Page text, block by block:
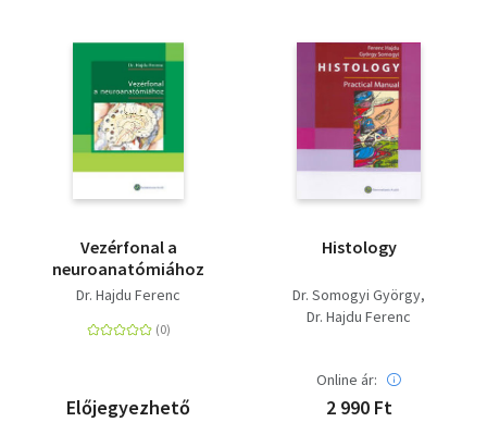
Vezérfonal a
neuroanatómiához
Dr. Hajdu Ferenc
Előjegyezhető
Histology
Dr. Somogyi György
Dr. Hajdu Ferenc
Online ár:
2 990 Ft